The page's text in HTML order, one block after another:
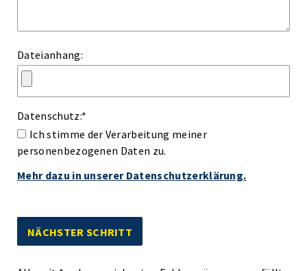
Dateianhang:
Datenschutz:*
Ich stimme der Verarbeitung meiner
personenbezogenen Daten zu.
Mehr dazu in unserer Datenschutzerklärung.